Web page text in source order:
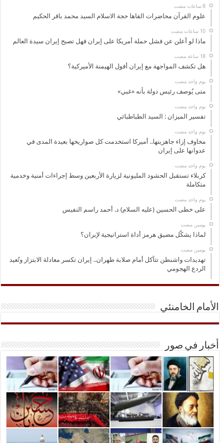
علوم القرآن محاضرات القاها حجة الاسلام السيد محمد باقر الحكيم
ماذا لو أعلن عن فشل حملة أمريكا على إيران فهل تصبح إيران سيدة العالم
هل تكشف المواجهة مع إيران أفول الهيمنة الأميركية؟
‏يوم واحد مضت
متى يُوصف رئيس دولة بأنه «غبي»
‏يوم واحد مضت
تفسير الميزان : السيد الطباطبائي
‏يوم واحد مضت
مخاوف إزاء جاهزيتها.. أميركا استخدمت كل صواريخها بعيدة المدى في
عدوانها على إيران
‏يوم واحد مضت
كربلاء تستقبل الحشود المليونية لزيارة الأربعين وسط إجراءات أمنية وخدمية
متكاملة
‏يوم واحد مضت
على خطى الحسين (عليه السلام) د. أحمد راسم النفيس
‏يومين مضت
لماذا يشكّل مضيق هرمز أداة استراتيجية لإيران؟
‏يومين مضت
تهديدات واشنطن تتآكل أمام صلابة طهران.. إيران تكسر معادلة الابتزاز وتُعيد
الردع الهجومي
الأمام الخامنئي
أخبار في صور